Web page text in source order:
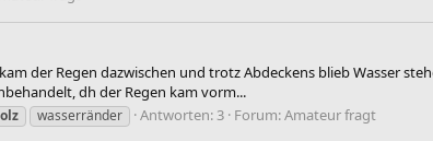
der Regen dazwischen und trotz Abdeckens blieb Wasser
dh der Regen kam vorm...
wasserränder Antworten: 3 Forum:Amateur fragt